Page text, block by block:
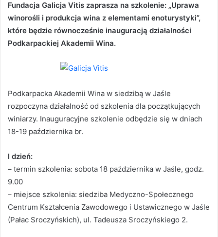
Fundacja Galicja Vitis zaprasza na szkolenie: „Uprawa
winorośli i produkcja wina z elementami enoturystyki”,
które będzie równocześnie inauguracją działalności
Podkarpackiej Akademii Wina.
Podkarpacka Akademii Wina w siedzibą w Jaśle
rozpoczyna działalność od szkolenia dla początkujących
winiarzy. Inauguracyjne szkolenie odbędzie się w dniach
18-19 października br.
I dzień:
– termin szkolenia: sobota 18 października w Jaśle, godz.
9.00
– miejsce szkolenia: siedziba Medyczno-Społecznego
Centrum Kształcenia Zawodowego i Ustawicznego w Jaśle
(Pałac Sroczyńskich), ul. Tadeusza Sroczyńskiego 2.